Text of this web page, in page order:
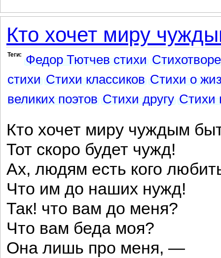
Кто хочет миру
Теги: Федор Тютчев стихи
стихи Стихи классиков Стихи о
великих поэтов Стихи другу Стихи
Кто хочет миру чуждым
Тот скоро будет чужд!
Ах, людям есть кого
Что им до наших нужд!
Так! что вам до меня?
Что вам беда моя?
Она лишь про меня, —